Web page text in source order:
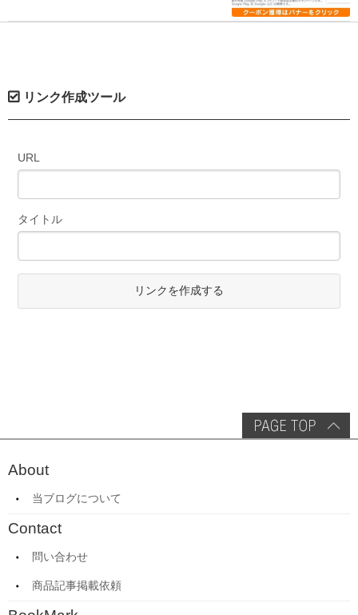
リンク作成ツール
URL
タイトル
リンクを作成する
About
当ブログについて
Contact
問い合わせ
商品記事掲載依頼